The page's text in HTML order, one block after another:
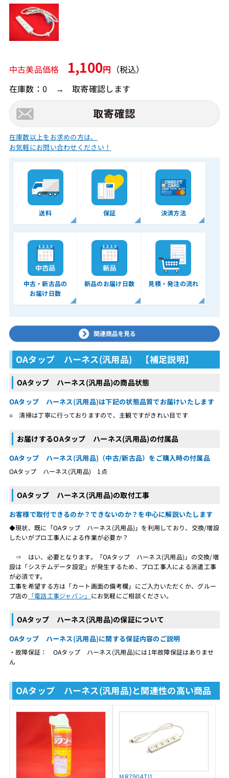
中古美品価格 1,100円 （税込）
在庫数：0 → 取寄確認します
在庫数以上をお求めの方は、
お気軽にお問い合わせください！
送料 保証 決済方法
中古・新古品の
お届け日数
新品のお届け日数 見積・発注の流れ
OAタップ ハーネス(汎用品) 【補足説明】
OAタップ ハーネス(汎用品)の商品状態
OAタップ ハーネス(汎用品)は下記の状態品質でお届けいたします
○ 清掃は丁寧に行っておりますので、主観ですがきれい目です
お届けするOAタップ ハーネス(汎用品)の付属品
OAタップ ハーネス(汎用品)（中古/新古品）をご購入時の付属品
OAタップ ハーネス(汎用品) 1点
OAタップ ハーネス(汎用品)の取付工事
お客様で取付できるのか？できないのか？を中心に解説いたします
◆現状、既に「OAタップ ハーネス(汎用品)」を利用しており、交換/増設
したいがプロ工事人による作業が必要か？
⇒ はい、必要となります。「OAタップ ハーネス(汎用品)」の交換/増
設は「システムデータ設定」が発生するため、プロ工事人による派遣工事
が必須です。
工事を希望する方は「カート画面の備考欄」にご入力いただくか、グルー
プ店の 「電話工事ジャパン」 にお気軽にご相談ください。
OAタップ ハーネス(汎用品)の保証について
OAタップ ハーネス(汎用品)に関する保証内容のご説明
・故障保証： OAタップ ハーネス(汎用品)には1年故障保証はありませ
ん
OAタップ ハーネス(汎用品)と関連性の高い商品
MR7904TJ1